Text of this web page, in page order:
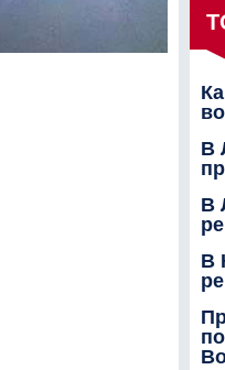
В
В
В